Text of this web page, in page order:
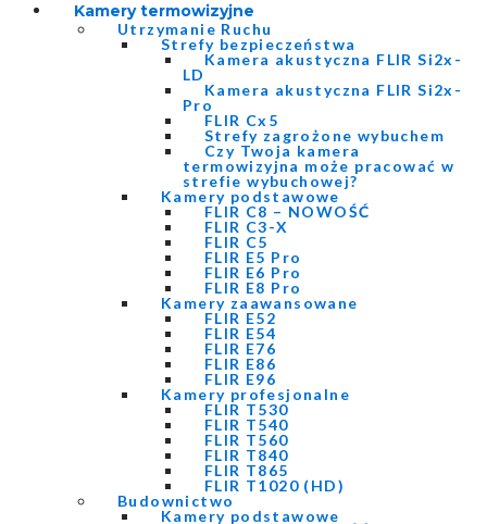
Kamery termowizyjne
Utrzymanie Ruchu
Strefy bezpieczeństwa
Kamera akustyczna FLIR Si2x-
LD
Kamera akustyczna FLIR Si2x-
Pro
FLIR Cx5
Strefy zagrożone wybuchem
Czy Twoja kamera
termowizyjna może pracować w
strefie wybuchowej?
Kamery podstawowe
FLIR C8 – NOWOŚĆ
FLIR C3-X
FLIR C5
FLIR E5 Pro
FLIR E6 Pro
FLIR E8 Pro
Kamery zaawansowane
FLIR E52
FLIR E54
FLIR E76
FLIR E86
FLIR E96
Kamery profesjonalne
FLIR T530
FLIR T540
FLIR T560
FLIR T840
FLIR T865
FLIR T1020 (HD)
Budownictwo
Kamery podstawowe